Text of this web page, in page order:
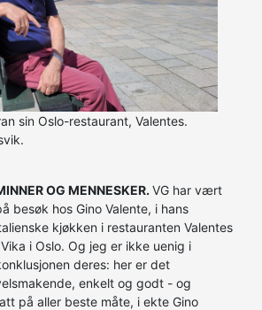
sin Oslo-restaurant, Valentes.
OG MENNESKER.VG har vært
besøk hos Gino Valente, i hans
kjøkken i restauranten Valentes
i Oslo. Og jeg er ikke uenig i
deres: her er det
enkelt og godt - og
på aller beste måte, i ekte Gino